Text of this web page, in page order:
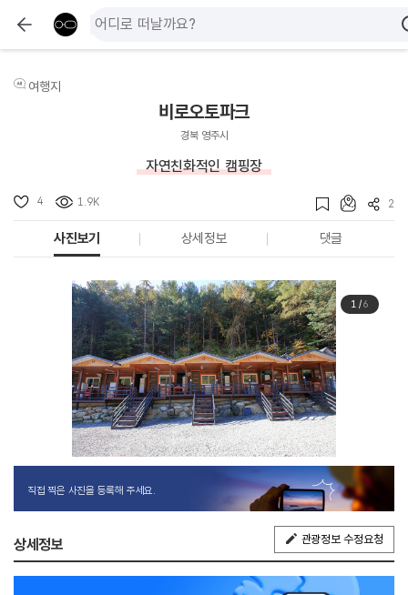
여행지
비로오토파크
경북 영주시
자연친화적인 캠핑장
4 1.9K 2
사진보기 상세정보 댓글
1/6
직접 찍은 사진을 등록해 주세요.
상세정보 관광정보 수정요청